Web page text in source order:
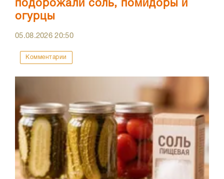
подорожали соль, помидоры и
огурцы
05.08.202620:50
Комментарии